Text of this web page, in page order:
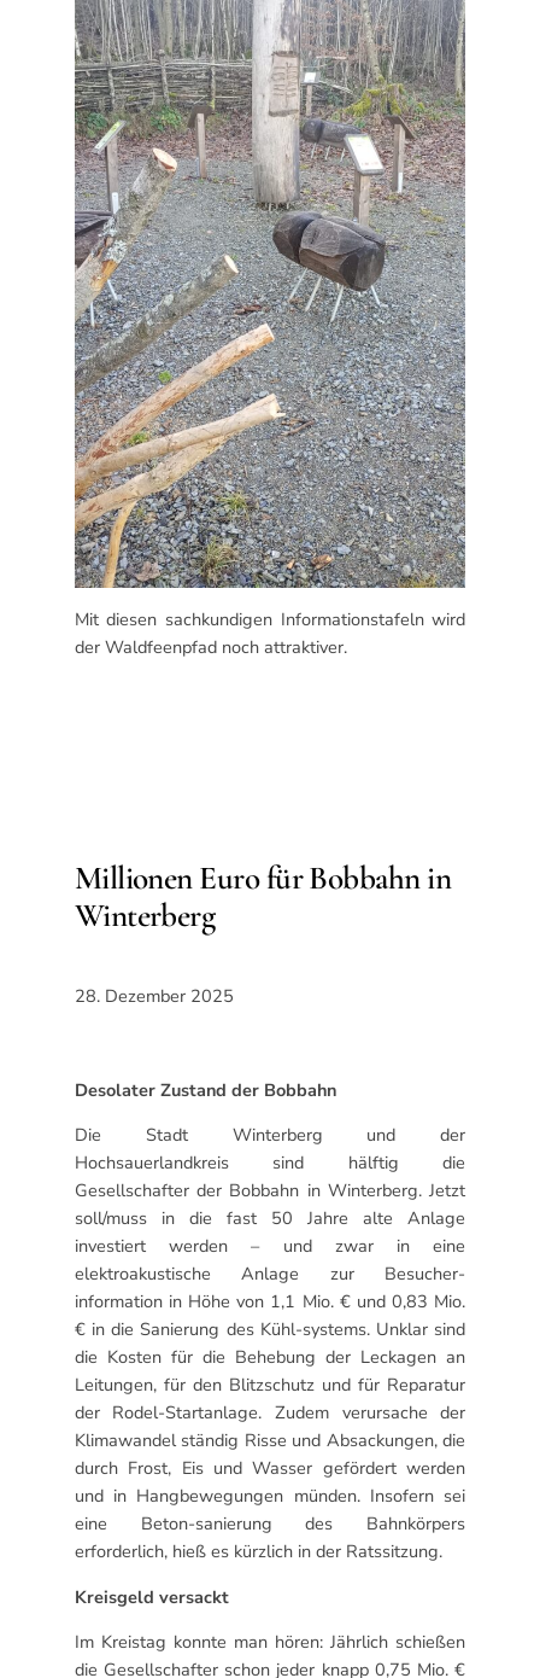
Mit diesen sachkundigen Informationstafeln wird
der Waldfeenpfad noch attraktiver.
Millionen Euro für Bobbahn in
Winterberg
28. Dezember 2025
Desolater Zustand der Bobbahn
Die Stadt Winterberg und der
Hochsauerlandkreis sind hälftig die
Gesellschafter der Bobbahn in Winterberg. Jetzt
soll/muss in die fast 50 Jahre alte Anlage
investiert werden – und zwar in eine
elektroakustische Anlage zur Besucher-
information in Höhe von 1,1 Mio. € und 0,83 Mio.
€ in die Sanierung des Kühl-systems. Unklar sind
die Kosten für die Behebung der Leckagen an
Leitungen, für den Blitzschutz und für Reparatur
der Rodel-Startanlage. Zudem verursache der
Klimawandel ständig Risse und Absackungen, die
durch Frost, Eis und Wasser gefördert werden
und in Hangbewegungen münden. Insofern sei
eine Beton-sanierung des Bahnkörpers
erforderlich, hieß es kürzlich in der Ratssitzung.
Kreisgeld versackt
Im Kreistag konnte man hören: Jährlich schießen
die Gesellschafter schon jeder knapp 0,75 Mio. €